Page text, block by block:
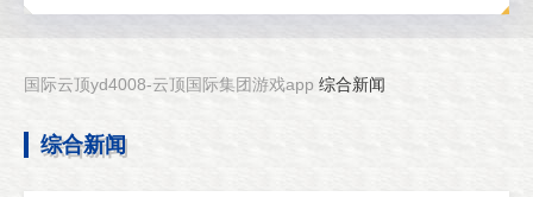
国际云顶yd4008-云顶国际集团游戏app 综合新闻
综合新闻